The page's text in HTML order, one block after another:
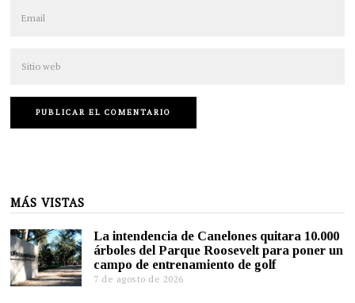
MÁS VISTAS
La intendencia de Canelones quitara 10.000
árboles del Parque Roosevelt para poner un
campo de entrenamiento de golf
7 de agosto de 2026